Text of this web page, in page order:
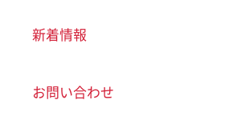
新着情報
お問い合わせ